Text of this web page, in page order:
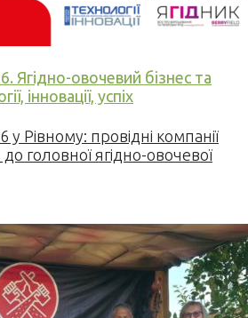
Ягідно-овочевий бізнес та
інновації, успіх
Рівному: провідні компанії
головної ягідно-овочевої